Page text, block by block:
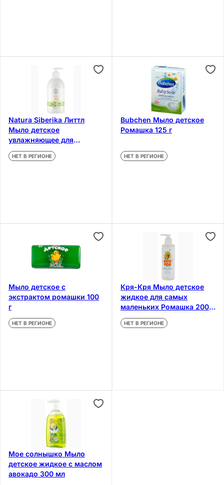
Natura Siberika Литтл
Мыло детское
увлажняющее для
ежедневного ухода
Береза-Череда 500 мл
НЕТ В РЕГИОНЕ
Bubchen Мыло детское
Ромашка 125 г
НЕТ В РЕГИОНЕ
Мыло детское с
экстрактом ромашки 100
г
НЕТ В РЕГИОНЕ
Кря-Кря Мыло детское
жидкое для самых
маленьких Ромашка 200
мл
НЕТ В РЕГИОНЕ
Мое солнышко Мыло
детское жидкое с маслом
авокадо 300 мл